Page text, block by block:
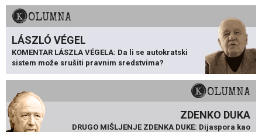
KOLUMNA
LÁSZLÓ VÉGEL
KOMENTAR LÁSZLA VÉGELA: Da li se autokratski
sistem može srušiti pravnim sredstvima?
KOLUMNA
ZDENKO DUKA
DRUGO MIŠLJENJE ZDENKA DUKE: Dijaspora kao